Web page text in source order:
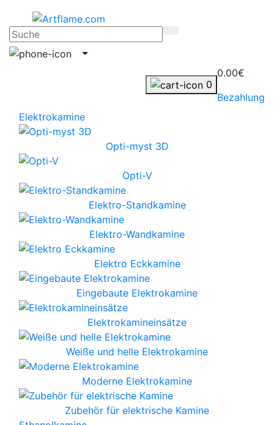
0
0.00€
Bezahlung
Elektrokamine
Opti-myst 3D
Opti-V
Elektro-Standkamine
Elektro-Wandkamine
Elektro Eckkamine
Eingebaute Elektrokamine
Elektrokamineinsätze
Weiße und helle Elektrokamine
Moderne Elektrokamine
Zubehör für elektrische Kamine